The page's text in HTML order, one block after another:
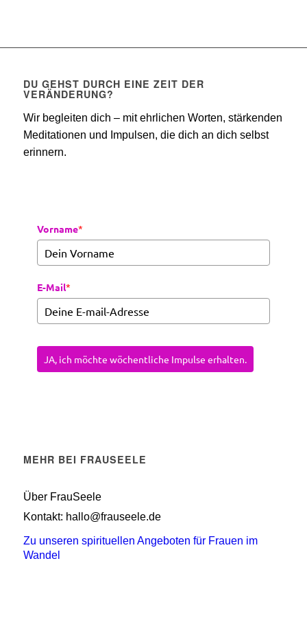
DU GEHST DURCH EINE ZEIT DER
VERÄNDERUNG?
Wir begleiten dich – mit ehrlichen Worten, stärkenden
Meditationen und Impulsen, die dich an dich selbst
erinnern.
Vorname*
E-Mail*
JA, ich möchte wöchentliche Impulse erhalten.
MEHR BEI FRAUSEELE
Über FrauSeele
Kontakt: hallo@frauseele.de
Zu unseren spirituellen Angeboten für Frauen im
Wandel